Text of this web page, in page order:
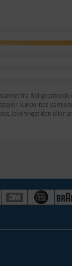
fra Boligcenter.dk
kundernes
leveringstiden eller